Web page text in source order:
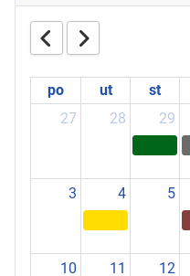
po ut st
27
28 29
3 4 5
10 11 12